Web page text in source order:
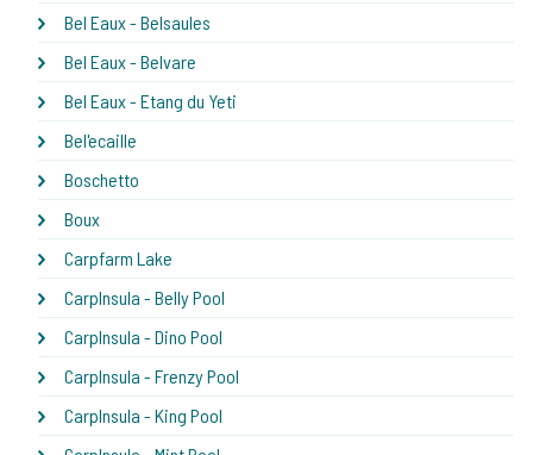
Bel Eaux - Belsaules
Bel Eaux - Belvare
Bel Eaux - Etang du Yeti
Bel'ecaille
Boschetto
Boux
Carpfarm Lake
CarpInsula - Belly Pool
CarpInsula - Dino Pool
CarpInsula - Frenzy Pool
CarpInsula - King Pool